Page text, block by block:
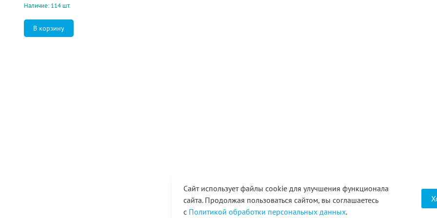
Наличие: 114 шт.
Сайт использует файлы cookie для улучшения функционала
сайта. Продолжая пользоваться сайтом, вы соглашаетесь
с Политикой обработки персональных данных.